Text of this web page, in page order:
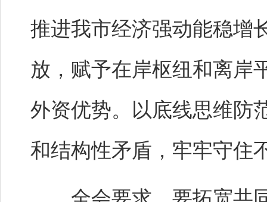
推进我市经济强动能稳增
放，赋予在岸枢纽和离岸
外资优势。以底线思维防
和结构性矛盾，牢牢守住